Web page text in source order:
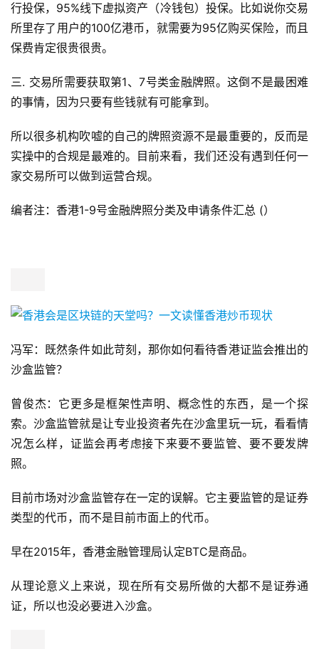
行投保，95%线下虚拟资产（冷钱包）投保。比如说你交易
所里存了用户的100亿港币，就需要为95亿购买保险，而且
保费肯定很贵很贵。
三. 交易所需要获取第1、7号类金融牌照。这倒不是最困难
的事情，因为只要有些钱就有可能拿到。
所以很多机构吹嘘的自己的牌照资源不是最重要的，反而是
实操中的合规是最难的。目前来看，我们还没有遇到任何一
家交易所可以做到运营合规。
编者注：香港1-9号金融牌照分类及申请条件汇总 (）
冯军：既然条件如此苛刻，那你如何看待香港证监会推出的
沙盒监管？
曾俊杰：它更多是框架性声明、概念性的东西，是一个探
索。沙盒监管就是让专业投资者先在沙盒里玩一玩，看看情
况怎么样，证监会再考虑接下来要不要监管、要不要发牌
照。
目前市场对沙盒监管存在一定的误解。它主要监管的是证券
类型的代币，而不是目前市面上的代币。
早在2015年，香港金融管理局认定BTC是商品。
从理论意义上来说，现在所有交易所做的大都不是证券通
证，所以也没必要进入沙盒。